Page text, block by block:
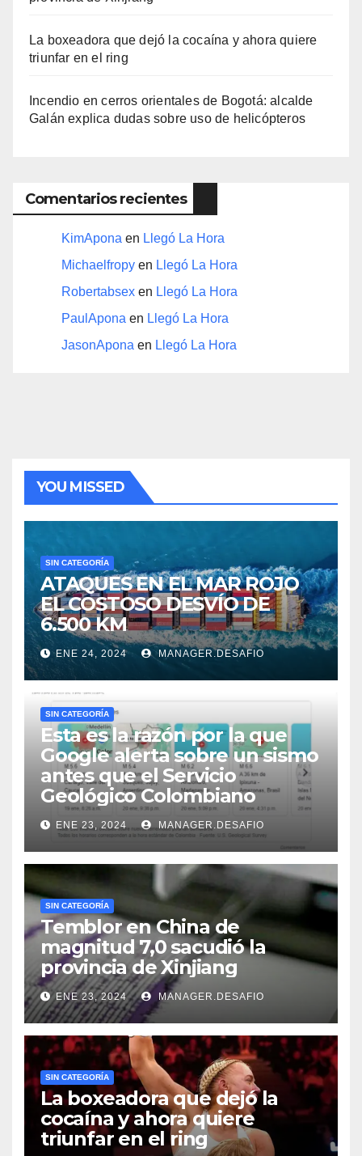
La boxeadora que dejó la cocaína y ahora quiere
triunfar en el ring​
Incendio en cerros orientales de Bogotá: alcalde
Galán explica dudas sobre uso de helicópteros
Comentarios recientes
KimApona en Llegó La Hora
Michaelfropy en Llegó La Hora
Robertabsex en Llegó La Hora
PaulApona en Llegó La Hora
JasonApona en Llegó La Hora
YOU MISSED
SIN CATEGORÍA
ATAQUES EN EL MAR ROJO
EL COSTOSO DESVÍO DE
6.500 KM
ENE 24, 2024 MANAGER.DESAFIO
SIN CATEGORÍA
Esta es la razón por la que
Google alerta sobre un sismo
antes que el Servicio
Geológico Colombiano
ENE 23, 2024 MANAGER.DESAFIO
SIN CATEGORÍA
Temblor en China de
magnitud 7,0 sacudió la
provincia de Xinjiang
ENE 23, 2024 MANAGER.DESAFIO
SIN CATEGORÍA
La boxeadora que dejó la
cocaína y ahora quiere
triunfar en el ring​